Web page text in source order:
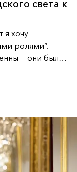
света к
я хочу
ролями”.
— они были
кажется, уже